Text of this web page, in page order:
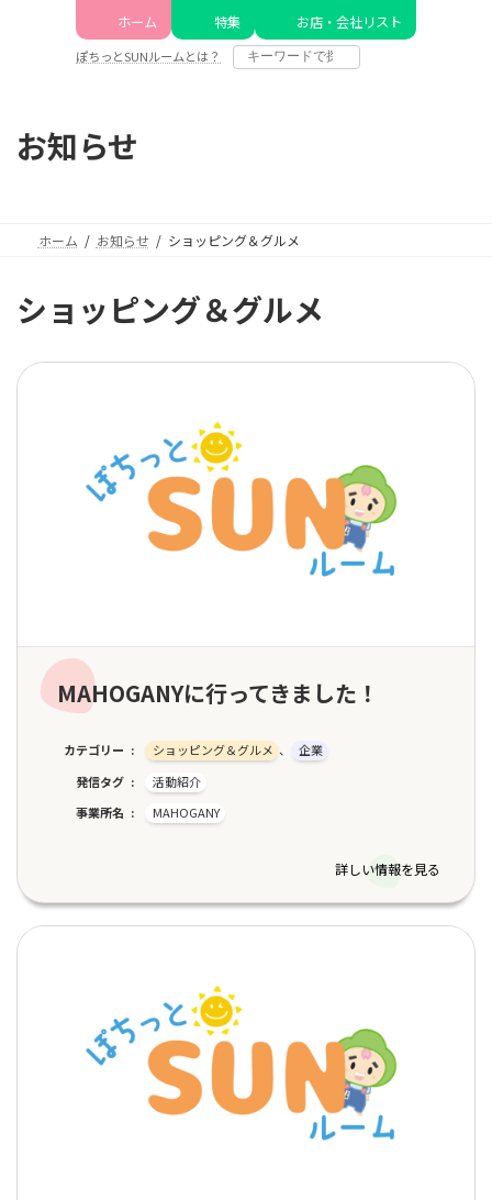
ホーム 特集 お店・会社リスト
ぽちっとSUNルームとは？
お知らせ
ホーム お知らせ ショッピング＆グルメ
ショッピング＆グルメ
MAHOGANYに行ってきました！
カテゴリー ショッピング＆グルメ 、
企業
発信タグ
活動紹介
事業所名
MAHOGANY
詳しい情報を見る